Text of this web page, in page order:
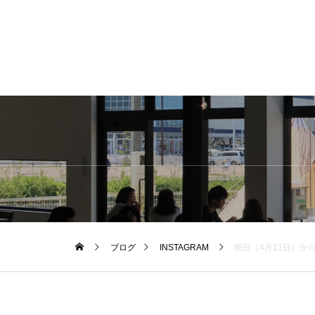
ブログ INSTAGRAM .明日（4月11日）から追加されるモーニングメニューの『パニーニ』.パンの間にたっぷりの野菜とチーズとベ